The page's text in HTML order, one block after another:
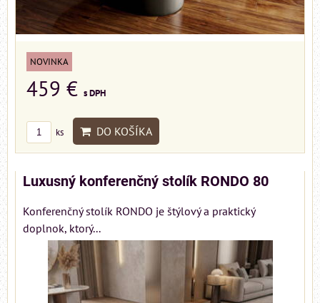
NOVINKA
459 € s DPH
ks DO KOŠÍKA
Luxusný konferenčný stolík RONDO 80
Konferenčný stolík RONDO je štýlový a praktický
doplnok, ktorý...